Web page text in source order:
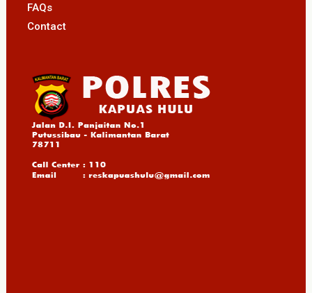
FAQs
Contact